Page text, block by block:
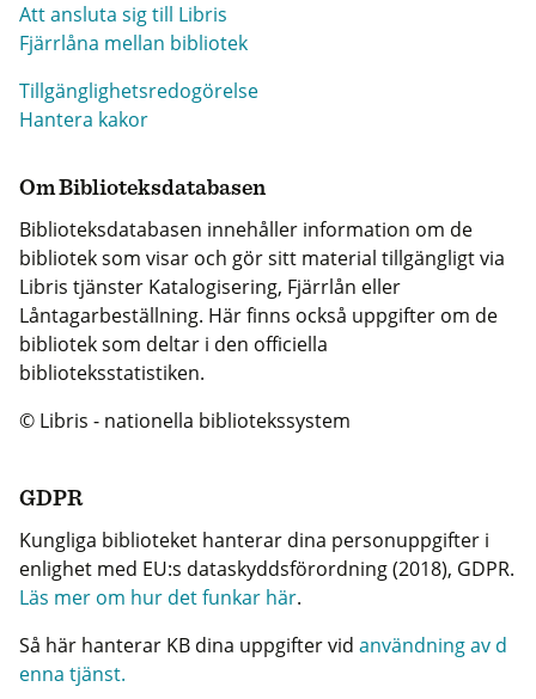
Att ansluta sig till Libris
Fjärrlåna mellan bibliotek
Tillgänglighetsredogörelse
Hantera kakor
Om Biblioteksdatabasen
Biblioteksdatabasen innehåller information om de
bibliotek som visar och gör sitt material tillgängligt via
Libris tjänster Katalogisering, Fjärrlån eller
Låntagarbeställning. Här finns också uppgifter om de
bibliotek som deltar i den officiella
biblioteksstatistiken.
© Libris - nationella bibliotekssystem
GDPR
Kungliga biblioteket hanterar dina personuppgifter i
enlighet med EU:s dataskyddsförordning (2018), GDPR.
Läs mer om hur det funkar här.
Så här hanterar KB dina uppgifter vid användning av d
enna tjänst.